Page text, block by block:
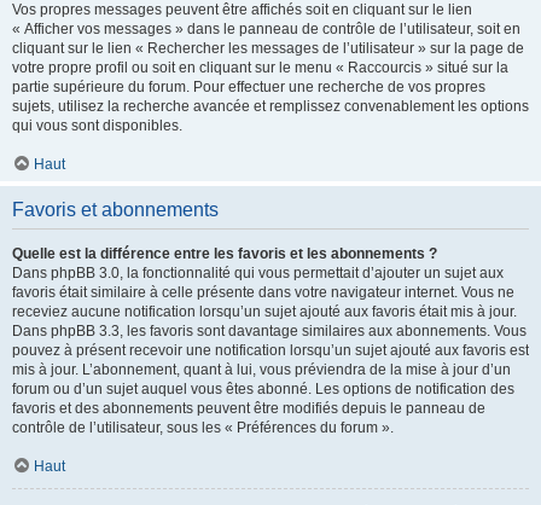
Vos propres messages peuvent être affichés soit en cliquant sur le lien
« Afficher vos messages » dans le panneau de contrôle de l’utilisateur, soit en
cliquant sur le lien « Rechercher les messages de l’utilisateur » sur la page de
votre propre profil ou soit en cliquant sur le menu « Raccourcis » situé sur la
partie supérieure du forum. Pour effectuer une recherche de vos propres
sujets, utilisez la recherche avancée et remplissez convenablement les options
qui vous sont disponibles.
Haut
Favoris et abonnements
Quelle est la différence entre les favoris et les abonnements ?
Dans phpBB 3.0, la fonctionnalité qui vous permettait d’ajouter un sujet aux
favoris était similaire à celle présente dans votre navigateur internet. Vous ne
receviez aucune notification lorsqu’un sujet ajouté aux favoris était mis à jour.
Dans phpBB 3.3, les favoris sont davantage similaires aux abonnements. Vous
pouvez à présent recevoir une notification lorsqu’un sujet ajouté aux favoris est
mis à jour. L’abonnement, quant à lui, vous préviendra de la mise à jour d’un
forum ou d’un sujet auquel vous êtes abonné. Les options de notification des
favoris et des abonnements peuvent être modifiés depuis le panneau de
contrôle de l’utilisateur, sous les « Préférences du forum ».
Haut